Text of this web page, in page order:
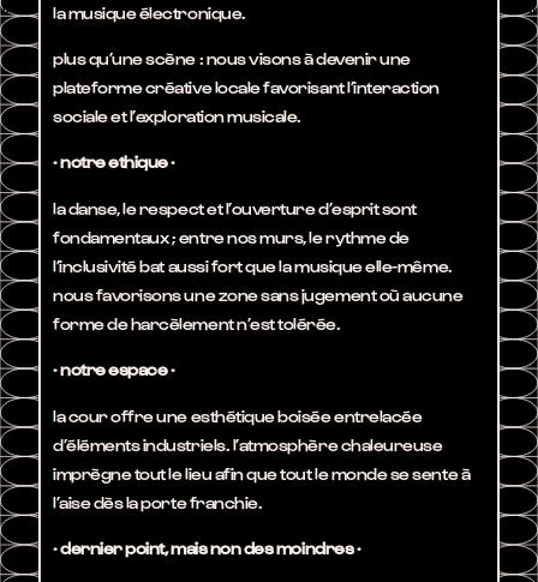
la musique électronique.
plus qu’une scène : nous visons à devenir une
plateforme créative locale favorisant l’interaction
sociale et l’exploration musicale.
· notre ethique ·
la danse, le respect et l’ouverture d’esprit sont
fondamentaux ; entre nos murs, le rythme de
l’inclusivité bat aussi fort que la musique elle-même.
nous favorisons une zone sans jugement où aucune
forme de harcèlement n’est tolérée.
· notre espace ·
la cour offre une esthétique boisée entrelacée
d’éléments industriels. l’atmosphère chaleureuse
imprègne tout le lieu afin que tout le monde se sente à
l’aise dès la porte franchie.
·dernierpoint, mais nondesmoindres·